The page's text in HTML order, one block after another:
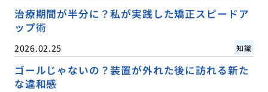
治療期間が半分に？私が実践した矯正スピードア
ップ術
2026.02.25 知識
ゴールじゃないの？装置が外れた後に訪れる新た
な違和感